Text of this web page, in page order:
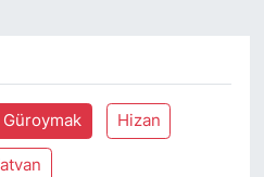
Güroymak Hizan